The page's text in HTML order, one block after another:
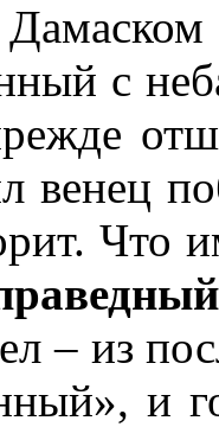
с
венец
Что
– из
и